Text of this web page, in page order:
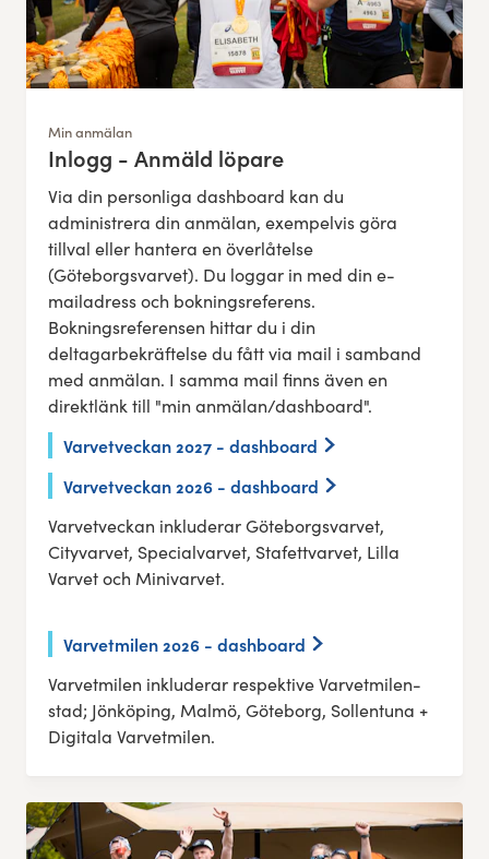
Min anmälan
:Inlogg - Anmäld löpare
Via din personliga dashboard kan du
administrera din anmälan, exempelvis göra
tillval eller hantera en överlåtelse
(Göteborgsvarvet). Du loggar in med din e-
mailadress och bokningsreferens.
Bokningsreferensen hittar du i din
deltagarbekräftelse du fått via mail i samband
med anmälan. I samma mail finns även en
direktlänk till "min anmälan/dashboard".
Varvetveckan 2027 - dashboard
Varvetveckan 2026 - dashboard
Varvetveckan inkluderar Göteborgsvarvet,
Cityvarvet, Specialvarvet, Stafettvarvet, Lilla
Varvet och Minivarvet.
Varvetmilen 2026 - dashboard
Varvetmilen inkluderar respektive Varvetmilen-
stad; Jönköping, Malmö, Göteborg, Sollentuna +
Digitala Varvetmilen.